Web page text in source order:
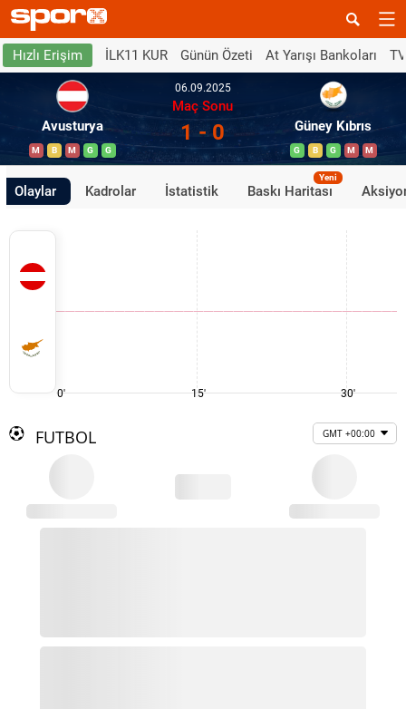
Hızlı Erişim İLK11 KUR Günün Özeti At Yarışı Bankoları
Avusturya
M B M G G
06.09.2025
Maç Sonu
1 - 0 Güney Kıbrıs
G B G M M
Olaylar Kadrolar İstatistik Baskı Haritası
Yeni
0' 15' 30'
FUTBOL GMT +00:00